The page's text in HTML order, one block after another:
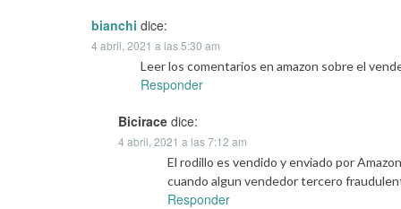
bianchi dice:
4 abril, 2021 a las 5:30 am
Leer los comentarios en amazon sobre el
Responder
Bicirace dice:
4 abril, 2021 a las 7:12 am
El rodillo es vendido y enviado por
cuando algun vendedor tercero
Responder